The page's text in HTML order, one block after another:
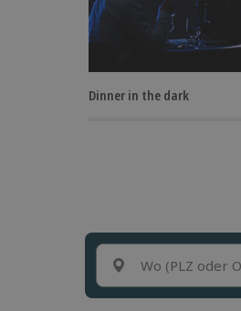
Dinner in the dark
Wo (PLZ oder